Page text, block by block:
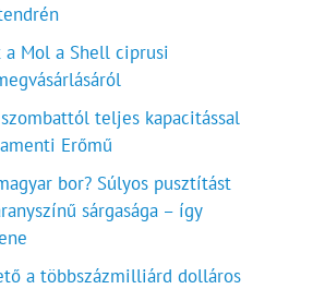
Mol a Shell ciprusi
teljes kapacitással
Erőmű
bor? Súlyos pusztítást
sárgasága – így
a többszázmilliárd dolláros